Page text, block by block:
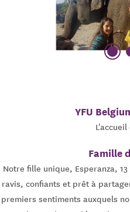
YFU
Famille
Notre fille unique, Esperanza,
ravis, confiants et prêt à
premiers sentiments auxquels